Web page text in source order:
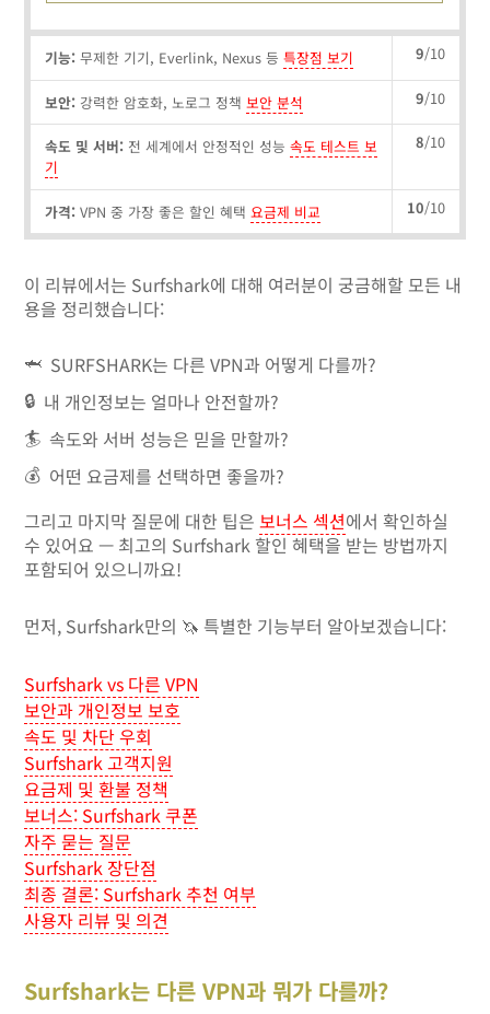
기능: 무제한 기기, Everlink, Nexus 등특장점 보기 9/10
보안: 강력한 암호화, 노로그 정책보안 분석 9/10
속도 및 서버: 전 세계에서 안정적인 성능속도 테스트 보
기
8/10
가격: VPN 중 가장 좋은 할인 혜택요금제 비교 10/10
이 리뷰에서는 Surfshark에 대해 여러분이 궁금해할 모든 내
용을 정리했습니다:
🦈 SURFSHARK는 다른 VPN과 어떻게 다를까?
🔒 내 개인정보는 얼마나 안전할까?
🏄 속도와 서버 성능은 믿을 만할까?
💰 어떤 요금제를 선택하면 좋을까?
그리고 마지막 질문에 대한 팁은보너스 섹션에서 확인하실
수 있어요 — 최고의 Surfshark 할인 혜택을 받는 방법까지
포함되어 있으니까요!
먼저, Surfshark만의 🦄 특별한 기능부터 알아보겠습니다:
Surfshark vs 다른 VPN
보안과 개인정보 보호
속도 및 차단 우회
Surfshark 고객지원
요금제 및 환불 정책
보너스: Surfshark 쿠폰
자주 묻는 질문
Surfshark 장단점
최종 결론: Surfshark 추천 여부
사용자 리뷰 및 의견
Surfshark는 다른 VPN과 뭐가 다를까?